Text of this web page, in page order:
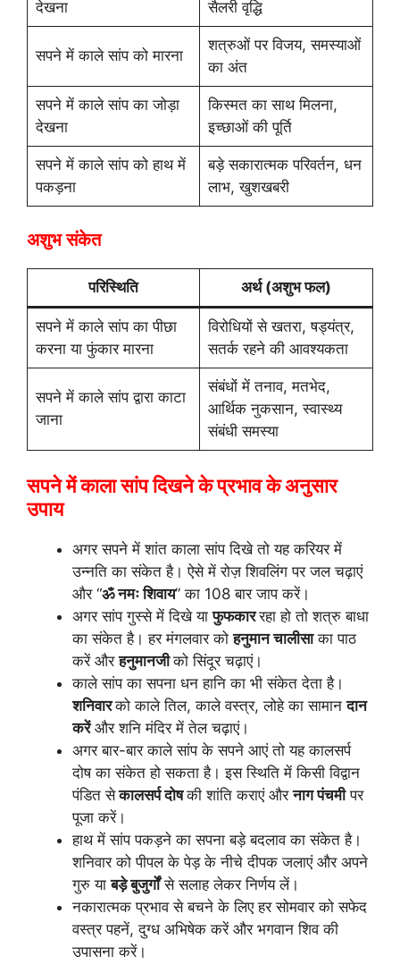
देखना सैलरी वृद्धि
सपने में काले सांप को मारना
शत्रुओं पर विजय, समस्याओं
का अंत
सपने में काले सांप का जोड़ा
देखना
किस्मत का साथ मिलना,
इच्छाओं की पूर्ति
सपने में काले सांप को हाथ में
पकड़ना
बड़े सकारात्मक परिवर्तन, धन
लाभ, खुशखबरी
अशुभ संकेत
परिस्थिति अर्थ (अशुभ फल)
सपने में काले सांप का पीछा
करना या फुंकार मारना
विरोधियों से खतरा, षड्यंत्र,
सतर्क रहने की आवश्यकता
सपने में काले सांप द्वारा काटा
जाना
संबंधों में तनाव, मतभेद,
आर्थिक नुकसान, स्वास्थ्य
संबंधी समस्या
सपने में काला सांप दिखने के प्रभाव के अनुसार
उपाय
अगर सपने में शांत काला सांप दिखे तो यह करियर में
उन्नति का संकेत है। ऐसे में रोज़ शिवलिंग पर जल चढ़ाएं
और “ॐ नमः शिवाय” का 108 बार जाप करें।
अगर सांप गुस्से में दिखे याफुफकाररहा हो तो शत्रु बाधा
का संकेत है। हर मंगलवार कोहनुमान चालीसाका पाठ
करें औरहनुमानजीको सिंदूर चढ़ाएं।
काले सांप का सपना धन हानि का भी संकेत देता है।
शनिवारको काले तिल, काले वस्त्र, लोहे का सामानदान
करेंऔर शनि मंदिर में तेल चढ़ाएं।
अगर बार-बार काले सांप के सपने आएं तो यह कालसर्प
दोष का संकेत हो सकता है। इस स्थिति में किसी विद्वान
पंडित सेकालसर्प दोषकी शांति कराएं औरनाग पंचमीपर
पूजा करें।
हाथ में सांप पकड़ने का सपना बड़े बदलाव का संकेत है।
शनिवार को पीपल के पेड़ के नीचे दीपक जलाएं और अपने
गुरु याबड़े बुजुर्गोंसे सलाह लेकर निर्णय लें।
नकारात्मक प्रभाव से बचने के लिए हर सोमवार को सफेद
वस्त्र पहनें, दुग्ध अभिषेक करें और भगवान शिव की
उपासना करें।